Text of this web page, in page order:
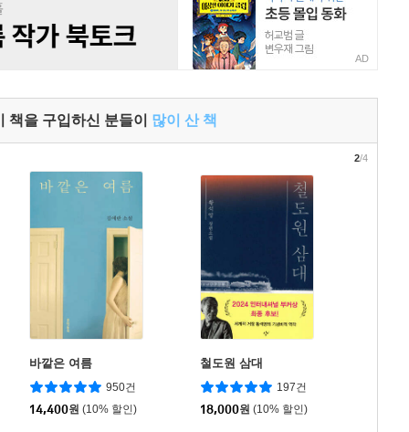
AD
책을 구입하신 분들이 많이 산 책
바깥은 여름
950건
14,400원 (10% 할인)
철도원 삼대
197건
18,000원 (10% 할인)
2/4